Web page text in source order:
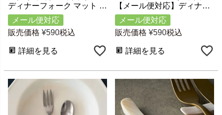
ディナーフォーク マット ゴールド つや消し ヴェリーノ Velino 結婚祝い 食洗機対応 フォーク カトラリー 金 ステンレス シリーズ キッチン プレゼント ゴールドカトラリー テーブルセッティング テーブルコーディネート おしゃれ 北欧 メール便対応 [66658]
メール便対応
販売価格 ¥590税込
詳細を見る
【メール便対応】ディナースプーン マット ゴールド つや消し ヴェリーノ [66660]【 Velino 結婚祝い 食洗機対応 スプーン カトラリー 金 ステンレス シリーズ キッチン プレゼント ゴールドカトラリー テーブルセッティング テーブルコーディネート おしゃれ 北欧 】
メール便対応
販売価格 ¥590税込
詳細を見る